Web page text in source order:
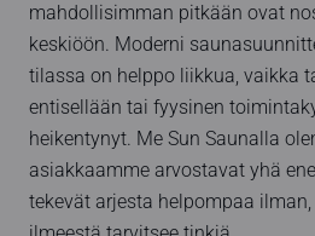
mahdollisimman pitkään ovat
keskiöön. Moderni
tilassa on helppo liikkua, vaikka
entisellään tai fyysinen
heikentynyt. Me Sun Saunalla
asiakkaamme arvostavat yhä
tekevät arjesta helpompaa